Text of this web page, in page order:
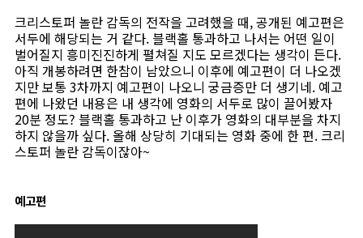
크리스토퍼 놀란 감독의 전작을 고려했을 때, 공개된 예고편은
서두에 해당되는 거 같다. 블랙홀 통과하고 나서는 어떤 일이
벌어질지 흥미진진하게 펼쳐질 지도 모르겠다는 생각이 든다.
아직 개봉하려면 한참이 남았으니 이후에 예고편이 더 나오겠
지만 보통 3차까지 예고편이 나오니 궁금증만 더 생기네. 예고
편에 나왔던 내용은 내 생각에 영화의 서두로 많이 끌어봤자
20분 정도? 블랙홀 통과하고 난 이후가 영화의 대부분을 차지
하지 않을까 싶다. 올해 상당히 기대되는 영화 중에 한 편. 크리
스토퍼 놀란 감독이잖아~
예고편